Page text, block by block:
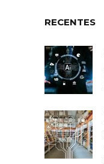
RECENTES